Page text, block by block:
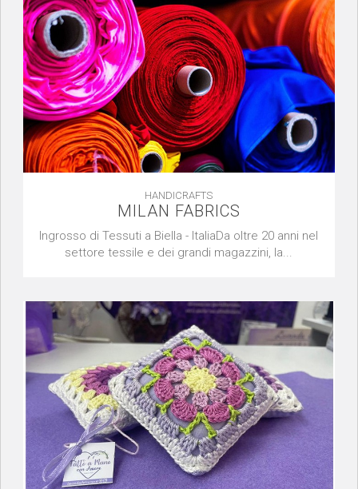
HANDICRAFTS
MILAN FABRICS
Ingrosso di Tessuti a Biella - ItaliaDa oltre 20 anni nel
settore tessile e dei grandi magazzini, la...